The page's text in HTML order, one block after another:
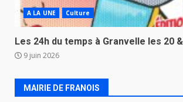
A LA UNE Culture
Les 24h du temps à Granvelle les 20
9 juin 2026
MAIRIE DE FRANOIS